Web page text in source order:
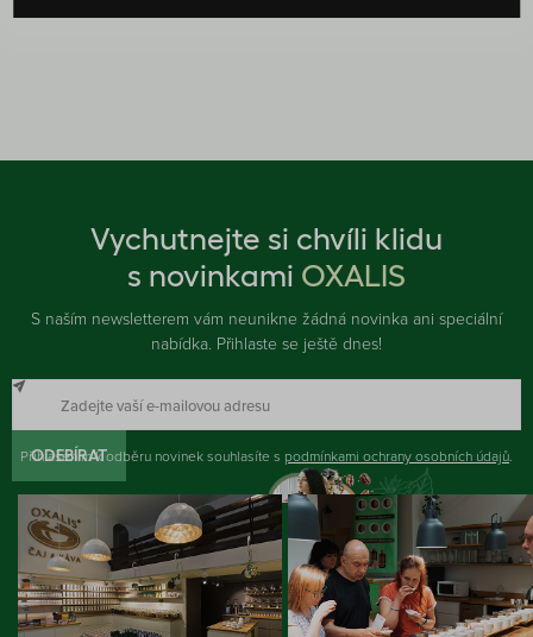
Vychutnejte si chvíli klidu
s novinkami OXALIS
S naším newsletterem vám neunikne žádná novinka ani speciální
nabídka. Přihlaste se ještě dnes!
ODEBÍRAT
Přihlášením k odběru novinek souhlasíte s podmínkami ochrany osobních údajů.